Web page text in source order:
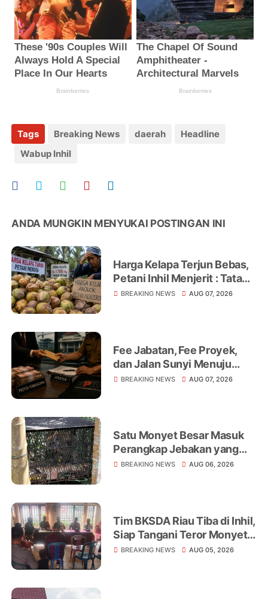
Tags Breaking News daerah
Headline
Wabup Inhil
ANDA MUNGKIN MENYUKAI POSTINGAN INI
Harga Kelapa Terjun Bebas,
Petani Inhil Menjerit : Tata
Niaga, Monopoli hingga
BREAKING NEWS AUG 07, 2026
Fee Jabatan, Fee Proyek,
dan Jalan Sunyi Menuju
Operasi Tangkap Tangan
BREAKING NEWS AUG 07, 2026
Satu Monyet Besar Masuk
Perangkap Jebakan yang
Dipasang di Belakang
BREAKING NEWS AUG 06, 2026
Tim BKSDA Riau Tiba di Inhil,
Siap Tangani Teror Monyet
Liar yang Telah Melukai 18
BREAKING NEWS AUG 05, 2026